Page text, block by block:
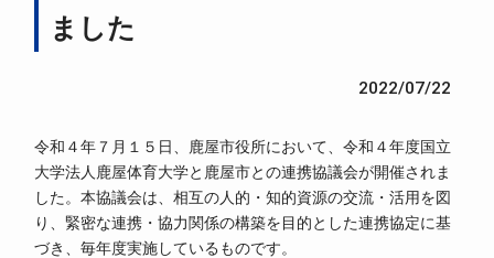
ました
2022/07/22
令和４年７月１５日、鹿屋市役所において、令和４年度国立
大学法人鹿屋体育大学と鹿屋市との連携協議会が開催されま
した。本協議会は、相互の人的・知的資源の交流・活用を図
り、緊密な連携・協力関係の構築を目的とした連携協定に基
づき、毎年度実施しているものです。